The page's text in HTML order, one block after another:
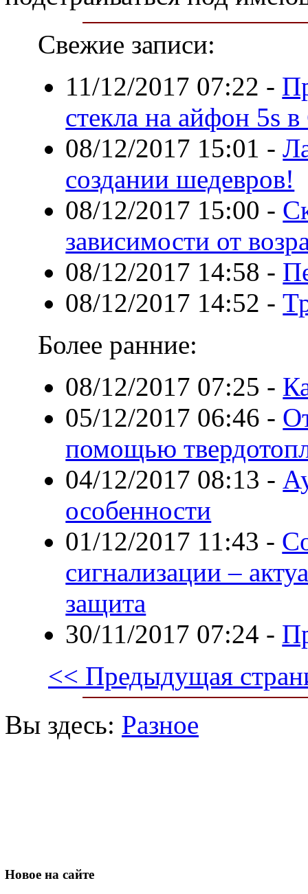
Свежие записи:
11/12/2017 07:22 -
стекла на айфон 5s
08/12/2017 15:01 -
создании шедевров!
08/12/2017 15:00 -
зависимости от
08/12/2017 14:58 -
08/12/2017 14:52 -
Более ранние:
08/12/2017 07:25 -
05/12/2017 06:46 -
помощью
04/12/2017 08:13 -
особенности
01/12/2017 11:43 -
сигнализации –
защита
30/11/2017 07:24 -
<< Предыдущая
Вы здесь: Разное
Новое на сайте